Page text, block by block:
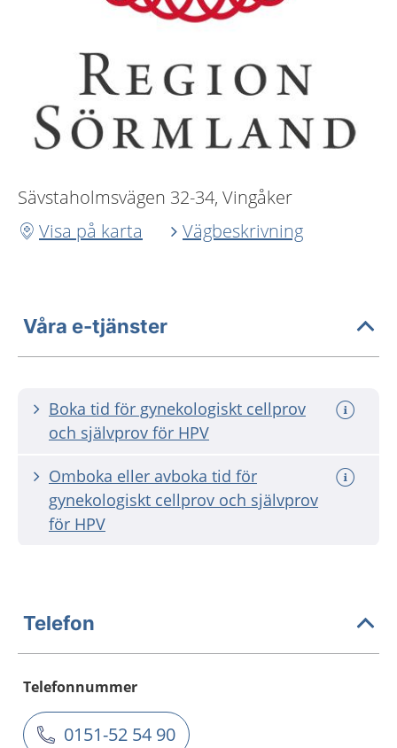
Sävstaholmsvägen 32-34, Vingåker
Visa på karta
Vägbeskrivning
Våra e-tjänster
Boka tid för gynekologiskt cellprov
och självprov för HPV
Omboka eller avboka tid för
gynekologiskt cellprov och självprov
för HPV
Telefon
Telefonnummer
0151-52 54 90